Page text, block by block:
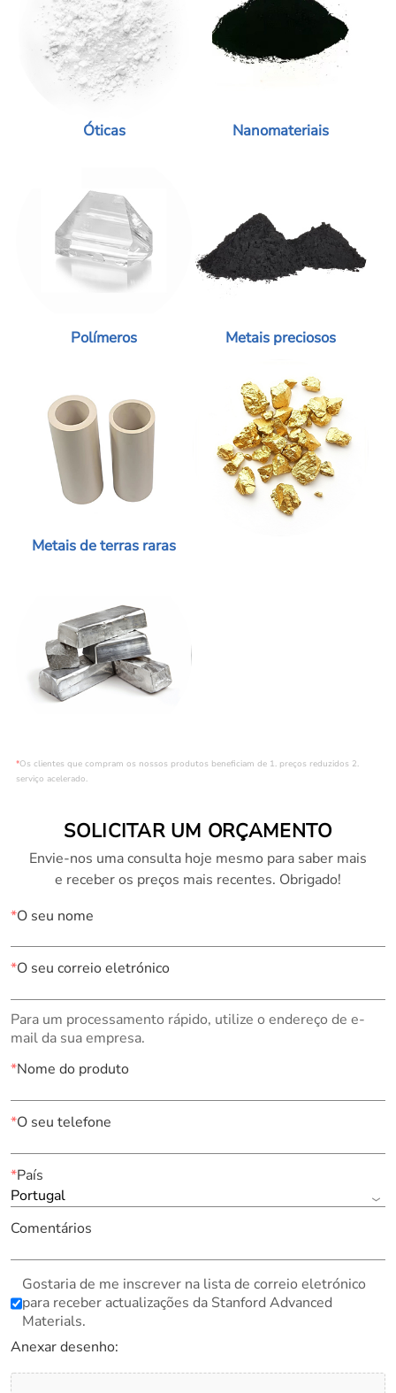
Óticas Nanomateriais
Polímeros Metais preciosos
Metais de terras raras
*Os clientes que compram os nossos produtos beneficiam de 1. preços reduzidos 2.
serviço acelerado.
SOLICITAR UM ORÇAMENTO
Envie-nos uma consulta hoje mesmo para saber mais
e receber os preços mais recentes. Obrigado!
*O seu nome
*O seu correio eletrónico
Para um processamento rápido, utilize o endereço de e-
mail da sua empresa.
*Nome do produto
*O seu telefone
*País
Portugal
Comentários
Gostaria de me inscrever na lista de correio eletrónico
para receber actualizações da Stanford Advanced
Materials.
Anexar desenho: